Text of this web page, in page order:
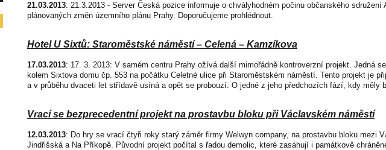
21.03.2013: 21.3.2013 - Server Česká pozice informuje o chvályhodném počinu občanského
plánovaných změn územního plánu Prahy. Doporučujeme prohlédnout.
Hotel U Sixtů: Staroměstské náměstí – Celená – Kamzíkova
17.03.2013: 17. 3. 2013: V samém centru Prahy ožívá další mimořádně kontroverzní projekt. Jedná
kolem Sixtova domu čp. 553 na počátku Celetné ulice při Staroměstském náměstí. Tento projekt je
a v průběhu dvaceti let střídavě usíná a opět se probouzí. O jedné z jeho předchozích fází, kdy měly
Vrací se bezprecedentní projekt na prostavbu bloku při Václavském náměstí
12.03.2013: Do hry se vrací čtyři roky starý záměr firmy Welwyn company, na prostavbu bloku mezi
Jindřišská a Na Příkopě. Původní projekt počítal s řadou demolic, které zasáhují i památkově